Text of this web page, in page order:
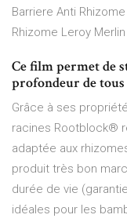
Barriere Anti
Rhizome Leroy
Ce film permet de
profondeur de tous
Grâce à ses
racines Rootblock®
adaptée aux
produit très bon
durée de vie
idéales pour les